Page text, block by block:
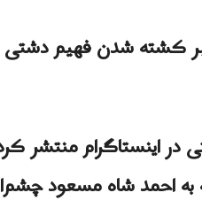
کشته شدن فهیم
آقای دشتی در اینستاگرام
به احمد شاه مسعود